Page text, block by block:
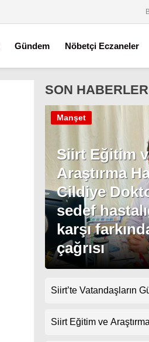
Gündem Nöbetçi Eczaneler
SON HABERLER
Siirt Eğitim
Araştırma
Cildiye
sedef
karşı
çağrısı
Manşet
Siirt’te Vatandaşların
Topluyor
Siirt Eğitim ve